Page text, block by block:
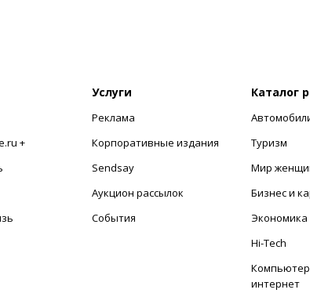
+
Услуги
Реклама
Корпоративные издания
Sendsay
Аукцион рассылок
События
Каталог
Туризм
Мир
Бизнес и
Hi-Tech
интернет